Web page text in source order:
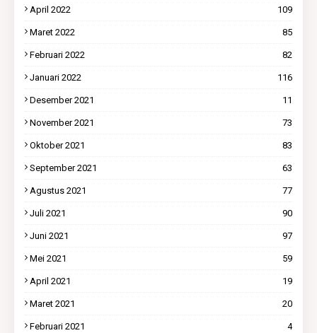
April 2022 109
Maret 2022 85
Februari 2022 82
Januari 2022 116
Desember 2021 11
November 2021 73
Oktober 2021 83
September 2021 63
Agustus 2021 77
Juli 2021 90
Juni 2021 97
Mei 2021 59
April 2021 19
Maret 2021 20
Februari 2021 4